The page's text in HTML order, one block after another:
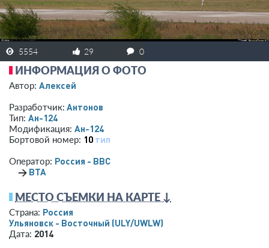
ЗАРЕГИСТРИРОВАТЬСЯ
5554 29 0
ИНФОРМАЦИЯ О ФОТО
Автор: Алексей
Разработчик: Антонов
Тип: Ан-124
Модификация: Ан-124
Бортовой номер: 10 тип
Оператор: Россия - ВВС
→ ВТА
МЕСТО СЪЕМКИ НА КАРТЕ ↓
Страна: Россия
Ульяновск - Восточный (ULY/UWLW)
Дата: 2014